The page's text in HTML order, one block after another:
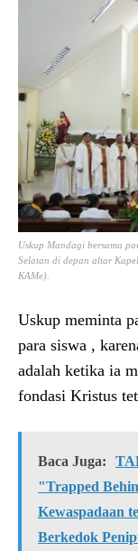
Uskup Mandagi bersama
Selatan di depan altar
KAMe).
Uskup meminta
para siswa ,
adalah ketika ia
fondasi Kristus
Baca Juga:
"Trapped
Kewaspadaan
Berkedok